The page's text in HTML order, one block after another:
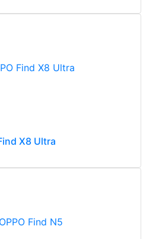
X8 Ultra